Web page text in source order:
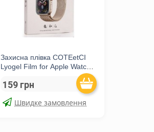
Захисна плівка COTEetCI
Lyogel Film for Apple Watch 4
159 грн
Швидке замовлення